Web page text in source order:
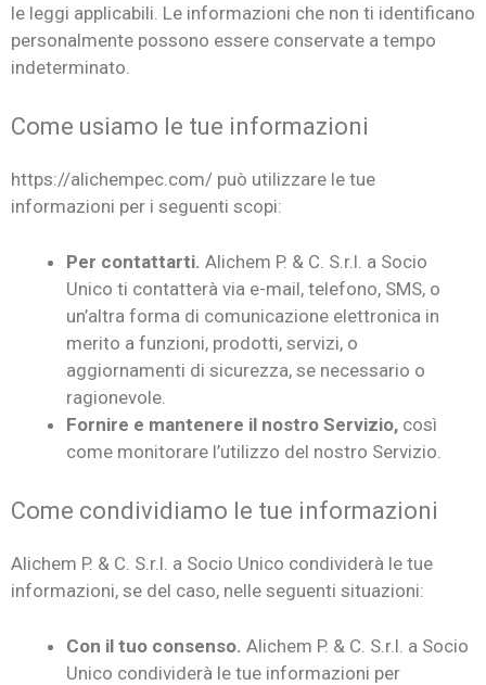
le leggi applicabili. Le informazioni che non ti identificano
personalmente possono essere conservate a tempo
indeterminato.
Come usiamo le tue informazioni
https://alichempec.com/ può utilizzare le tue
informazioni per i seguenti scopi:
Per contattarti. Alichem P. & C. S.r.l. a Socio
Unico ti contatterà via e-mail, telefono, SMS, o
un’altra forma di comunicazione elettronica in
merito a funzioni, prodotti, servizi, o
aggiornamenti di sicurezza, se necessario o
ragionevole.
Fornire e mantenere il nostro Servizio, così
come monitorare l’utilizzo del nostro Servizio.
Come condividiamo le tue informazioni
Alichem P. & C. S.r.l. a Socio Unico condividerà le tue
informazioni, se del caso, nelle seguenti situazioni:
Con il tuo consenso. Alichem P. & C. S.r.l. a Socio
Unico condividerà le tue informazioni per